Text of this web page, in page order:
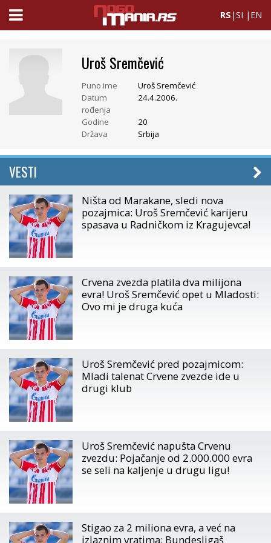
RS |SI | EN
Uroš Sremčević
Puno ime
Uroš Sremčević
Datum
rođenja
24.4.2006.
Godine
20
Država
Srbija
VESTI
Ništa od Marakane, sledi nova
pozajmica: Uroš Sremčević karijeru
spasava u Radničkom iz Kragujevca!
Crvena zvezda platila dva milijona
evra! Uroš Sremčević opet u Mladosti:
Ovo mi je druga kuća
Uroš Sremčević pred pozajmicom:
Mladi talenat Crvene zvezde ide u
drugi klub
Uroš Sremčević napušta Crvenu
zvezdu: Pojačanje od 2.000.000 evra
se seli na kaljenje u drugu ligu!
Stigao za 2 miliona evra, a već na
izlaznim vratima: Bundesligaš